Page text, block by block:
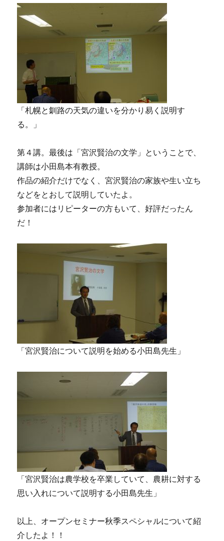
「札幌と釧路の天気の違いを分かり易く説明す
る。」
第４講。最後は「宮沢賢治の文学」ということで、
講師は小田島本有教授。
作品の紹介だけでなく、宮沢賢治の家族や生い立ち
などをとおして説明していたよ。
参加者にはリピーターの方もいて、好評だったん
だ！
「宮沢賢治について説明を始める小田島先生」
「宮沢賢治は農学校を卒業していて、農耕に対する
思い入れについて説明する小田島先生」
以上、オープンセミナー秋季スペシャルについて紹
介したよ！！